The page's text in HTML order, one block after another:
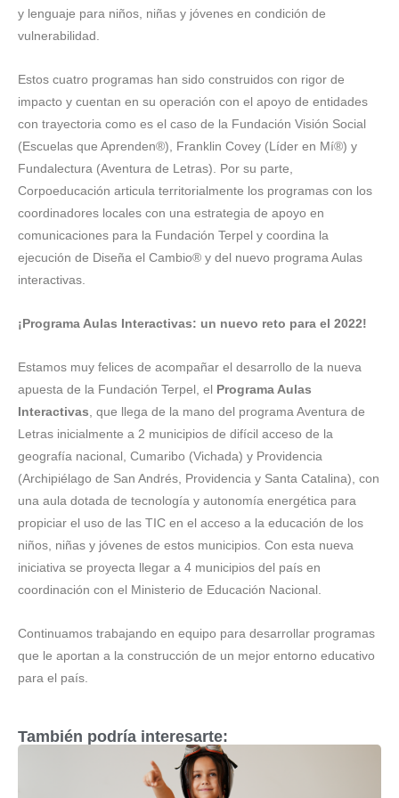
y lenguaje para niños, niñas y jóvenes en condición de
vulnerabilidad.
Estos cuatro programas han sido construidos con rigor de
impacto y cuentan en su operación con el apoyo de entidades
con trayectoria como es el caso de la Fundación Visión Social
(Escuelas que Aprenden®), Franklin Covey (Líder en Mí®) y
Fundalectura (Aventura de Letras). Por su parte,
Corpoeducación articula territorialmente los programas con los
coordinadores locales con una estrategia de apoyo en
comunicaciones para la Fundación Terpel y coordina la
ejecución de Diseña el Cambio® y del nuevo programa Aulas
interactivas.
¡Programa Aulas Interactivas: un nuevo reto para el 2022!
Estamos muy felices de acompañar el desarrollo de la nueva
apuesta de la Fundación Terpel, el
Programa Aulas
Interactivas, que llega de la mano del programa Aventura de
Letras inicialmente a 2 municipios de difícil acceso de la
geografía nacional, Cumaribo (Vichada) y Providencia
(Archipiélago de San Andrés, Providencia y Santa Catalina), con
una aula dotada de tecnología y autonomía energética para
propiciar el uso de las TIC en el acceso a la educación de los
niños, niñas y jóvenes de estos municipios. Con esta nueva
iniciativa se proyecta llegar a 4 municipios del país en
coordinación con el Ministerio de Educación Nacional.
Continuamos trabajando en equipo para desarrollar programas
que le aportan a la construcción de un mejor entorno educativo
para el país.
También podría interesarte: